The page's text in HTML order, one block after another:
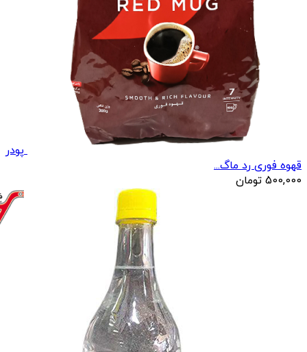
پودر
قهوه فوری رد ماگ...
500,000 تومان